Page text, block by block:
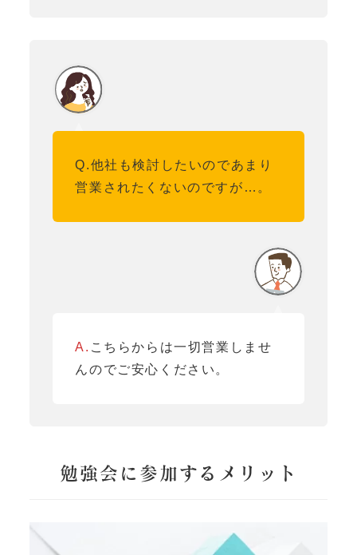
Q.他社も検討したいのであまり
営業されたくないのですが…。
A. こちらからは一切営業しませ
んのでご安心ください。
勉強会に参加するメリット